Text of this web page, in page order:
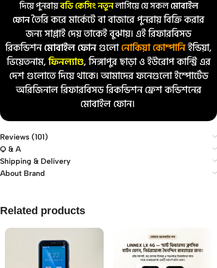
দিয়ে পুনরায়বডি কেসিংনতুনলাগিয়ে যে সকলমোবাইল
ফোনতৈরি করেমার্কেটে বা বাজারে পুনরায় বিক্রি করার
জন্য সাপ্লাই দেয় তাকেই বুঝায়। এই রিফারবিসড
রিকন্ডিশনমোবাইল ফোনগুলোনোকিয়া কোম্পানিইন্ডিয়া,
ভিয়েতনাম,ফিনল্যাণ্ড, সিঙ্গাপুর ছাড়া ও ইউরোপ কান্ট্রি এর
দেশ গুলোতে দিয়ে থাকে। আমাদের ফনেগুলো ইম্পোর্টেড
অরিজিনাল রিফারবিসড রিকন্ডিশন ফ্রেশ কন্ডিশনের
মোবাইল ফোন।
Reviews (101)
Q & A
Shipping & Delivery
About Brand
Related products